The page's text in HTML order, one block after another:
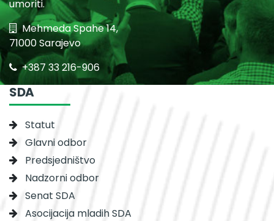
umoriti.
Mehmeda Spahe 14,
71000 Sarajevo
+387 33 216-906
SDA
Statut
Glavni odbor
Predsjedništvo
Nadzorni odbor
Senat SDA
Asocijacija mladih SDA